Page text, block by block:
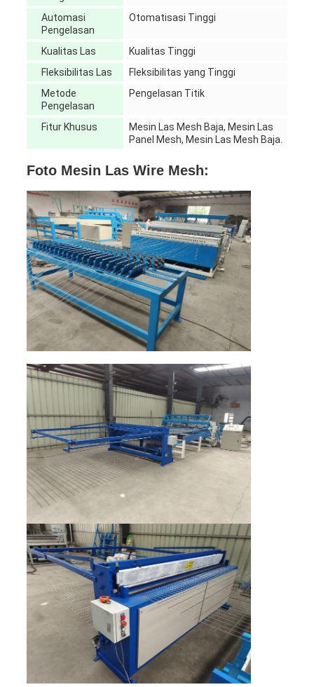
Automasi
Pengelasan
Otomatisasi Tinggi
Kualitas Las
Kualitas Tinggi
Fleksibilitas Las
Fleksibilitas yang Tinggi
Metode
Pengelasan
Pengelasan Titik
Fitur Khusus
Mesin Las Mesh Baja, Mesin Las
Panel Mesh, Mesin Las Mesh Baja.
Foto Mesin Las Wire Mesh: